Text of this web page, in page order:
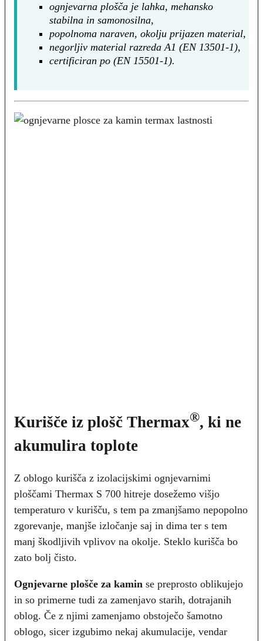
ognjevarna plošča je lahka, mehansko
stabilna in samonosilna,
popolnoma naraven, okolju prijazen material,
negorljiv material razreda A1 (EN 13501-1),
certificiran po (EN 15501-1).
Kurišče iz plošč Thermax®, ki ne
akumulira toplote
Z oblogo kurišča z izolacijskimi ognjevarnimi
ploščami Thermax S 700 hitreje dosežemo višjo
temperaturo v kurišču, s tem pa zmanjšamo nepopolno
zgorevanje, manjše izločanje saj in dima ter s tem
manj škodljivih vplivov na okolje. Steklo kurišča bo
zato bolj čisto.
Ognjevarne plošče za kamin se preprosto oblikujejo
in so primerne tudi za zamenjavo starih, dotrajanih
oblog. Če z njimi zamenjamo obstoječo šamotno
oblogo, sicer izgubimo nekaj akumulacije, vendar